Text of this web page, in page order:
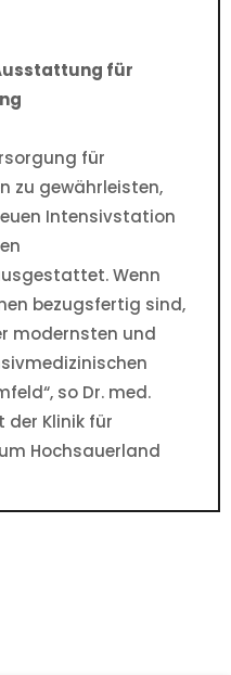
für
für
zu gewährleisten,
Intensivstation
Wenn
bezugsfertig sind,
modernsten und
so Dr. med.
der Klinik für
Hochsauerland